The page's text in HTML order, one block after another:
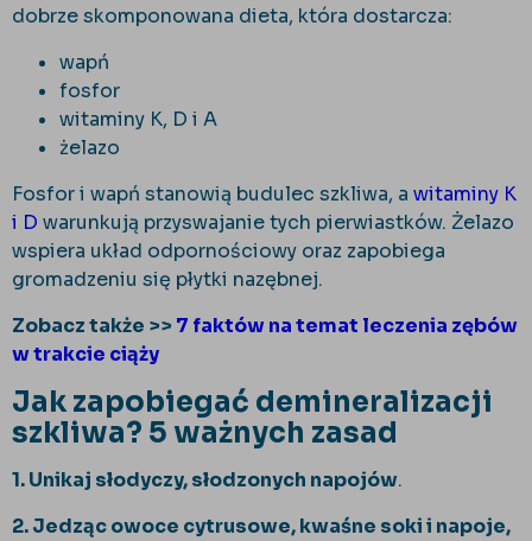
dobrze skomponowana dieta, która dostarcza:
wapń
fosfor
witaminy K, D i A
żelazo
Fosfor i wapń stanowią budulec szkliwa, a witaminy K
i D warunkują przyswajanie tych pierwiastków. Żelazo
wspiera układ odpornościowy oraz zapobiega
gromadzeniu się płytki nazębnej.
Zobacz także >> 7 faktów na temat leczenia zębów
w trakcie ciąży
Jak zapobiegać demineralizacji
szkliwa? 5 ważnych zasad
1. Unikaj słodyczy, słodzonych napojów.
2. Jedząc owoce cytrusowe, kwaśne soki i napoje,